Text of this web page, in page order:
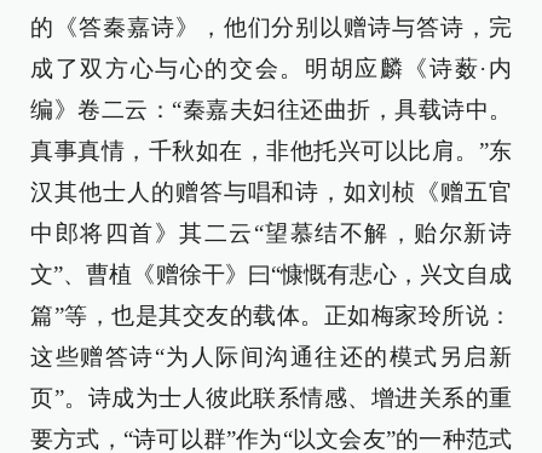
的《答秦嘉诗》，他们分别以赠诗与答诗，完
成了双方心与心的交会。明胡应麟《诗薮·内
编》卷二云：“秦嘉夫妇往还曲折，具载诗中。
真事真情，千秋如在，非他托兴可以比肩。”东
汉其他士人的赠答与唱和诗，如刘桢《赠五官
中郎将四首》其二云“望慕结不解，贻尔新诗
文”、曹植《赠徐干》曰“慷慨有悲心，兴文自成
篇”等，也是其交友的载体。正如梅家玲所说：
这些赠答诗“为人际间沟通往还的模式另启新
页”。诗成为士人彼此联系情感、增进关系的重
要方式，“诗可以群”作为“以文会友”的一种范式